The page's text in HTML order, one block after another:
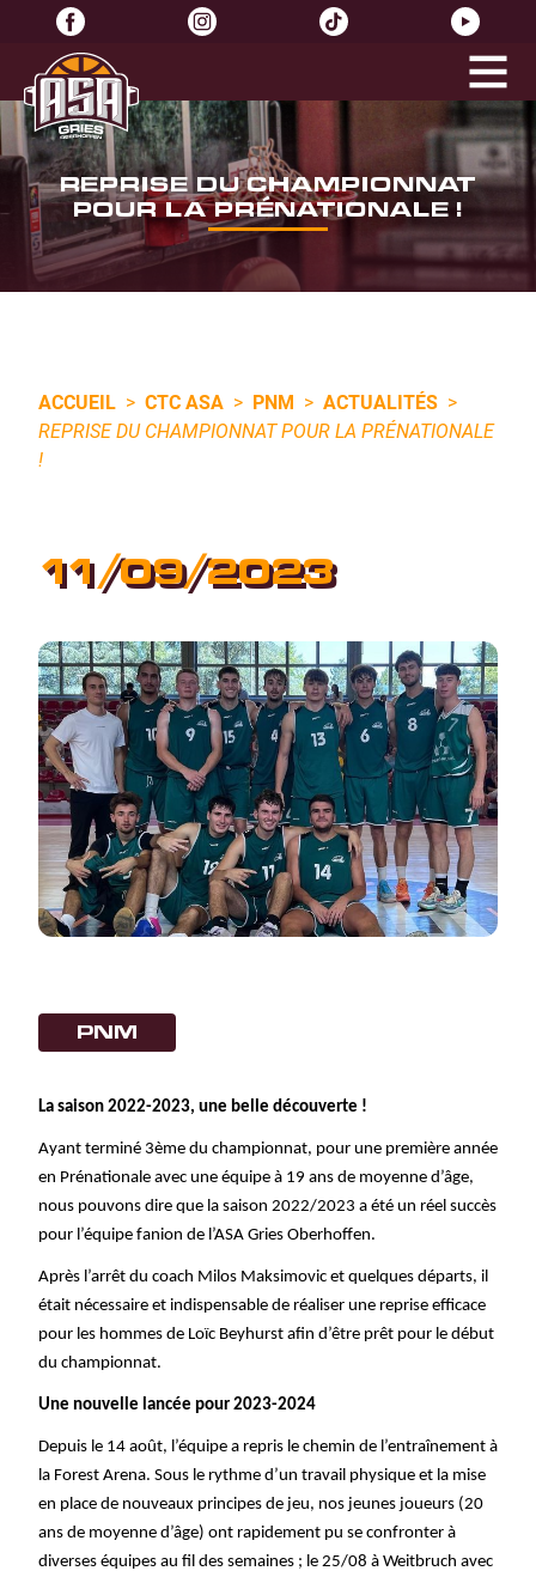
REPRISE DU CHAMPIONNAT
POUR LA PRÉNATIONALE !
ACCUEIL > CTC ASA > PNM > ACTUALITÉS >
REPRISE DU CHAMPIONNAT POUR LA PRÉNATIONALE
!
11/09/2023
PNM
La saison 2022-2023, une belle découverte !
Ayant terminé 3ème du championnat, pour une première année
en Prénationale avec une équipe à 19 ans de moyenne d’âge,
nous pouvons dire que la saison 2022/2023 a été un réel succès
pour l’équipe fanion de l’ASA Gries Oberhoffen.
Après l’arrêt du coach Milos Maksimovic et quelques départs, il
était nécessaire et indispensable de réaliser une reprise efficace
pour les hommes de Loïc Beyhurst afin d’être prêt pour le début
du championnat.
Une nouvelle lancée pour 2023-2024
Depuis le 14 août, l’équipe a repris le chemin de l’entraînement à
la Forest Arena. Sous le rythme d’un travail physique et la mise
en place de nouveaux principes de jeu, nos jeunes joueurs (20
ans de moyenne d’âge) ont rapidement pu se confronter à
diverses équipes au fil des semaines ; le 25/08 à Weitbruch avec